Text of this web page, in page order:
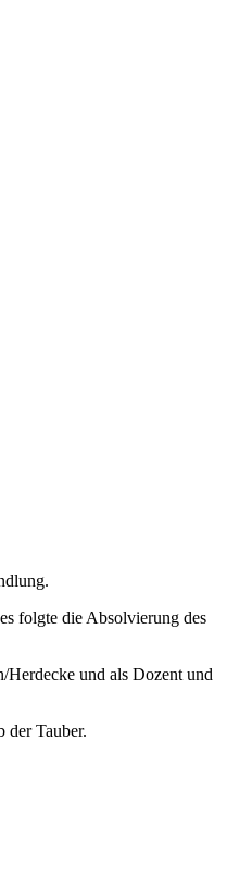
folgte die Absolvierung des
und als Dozent und
der Tauber.